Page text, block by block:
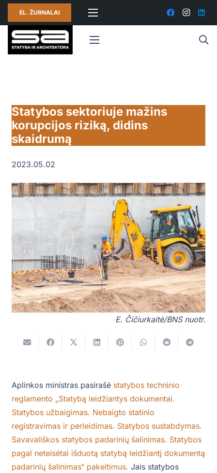
EL. ŽURNALAI
Statybos sektoriuje mažins
korupcijos riziką, didins
skaidrumą
2023.05.02
E. Čičiurkaitė/BNS nuotr.
Aplinkos ministras pasirašė statybos techninio
reglamento „Statybą leidžiantys dokumentai.
Statybos užbaigimas. Nebaigto statinio
registravimas ir perleidimas. Statybos sustabdymas.
Savavališkos statybos padarinių šalinimas. Statybos
pagal neteisėtai išduotą statybą leidžiantį dokumentą
padarinių šalinimas“ pakeitimus. Jais statybos